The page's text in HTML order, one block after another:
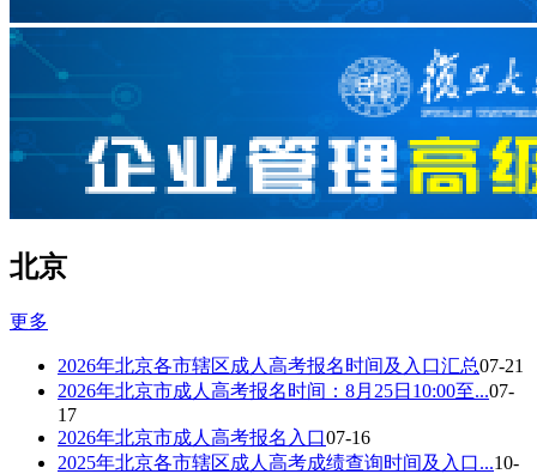
北京
更多
2026年北京各市辖区成人高考报名时间及入口汇总07-21
2026年北京市成人高考报名时间：8月25日10:00至...07-
17
2026年北京市成人高考报名入口07-16
2025年北京各市辖区成人高考成绩查询时间及入口...10-